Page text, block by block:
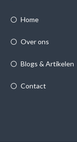
Home
Over ons
Blogs & Artikelen
Contact